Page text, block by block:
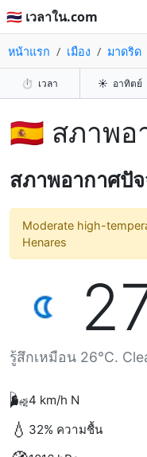
🇹🇭 เวลาใน.com
หน้าแรก เมือง มาดริด
⏱️ เวลา ☀️ อาทิตย์
🇪🇸 สภาพอ
สภาพอากาศปั
Moderate high-
Henares
รู้สึกเหมือน 26°C.
🌬️4 km/h N
💧 32% ความชื้น